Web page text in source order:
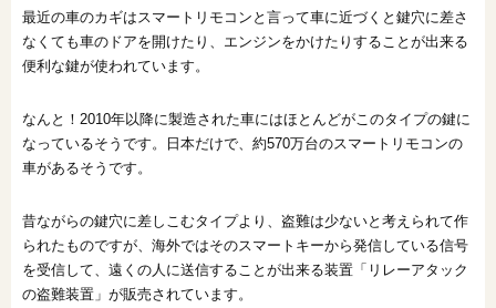
最近の車のカギはスマートリモコンと言って車に近づくと鍵穴に差さ
なくても車のドアを開けたり、エンジンをかけたりすることが出来る
便利な鍵が使われています。
なんと！2010年以降に製造された車にはほとんどがこのタイプの鍵に
なっているそうです。日本だけで、約570万台のスマートリモコンの
車があるそうです。
昔ながらの鍵穴に差しこむタイプより、盗難は少ないと考えられて作
られたものですが、海外ではそのスマートキーから発信している信号
を受信して、遠くの人に送信することが出来る装置「リレーアタック
の盗難装置」が販売されています。